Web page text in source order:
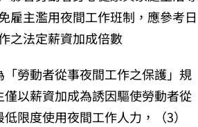
雇主濫用夜間工作班制，應參考日
之法定薪資加成倍數
勞動者從事夜間工作之保護」規
以薪資加成為誘因驅使勞動者從
限度使用夜間工作人力，（3）